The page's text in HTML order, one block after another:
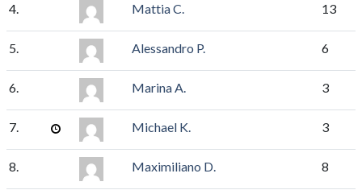
4. Mattia C. 13
5. Alessandro P. 6
6. Marina A. 3
7. Michael K. 3
8. Maximiliano D. 8